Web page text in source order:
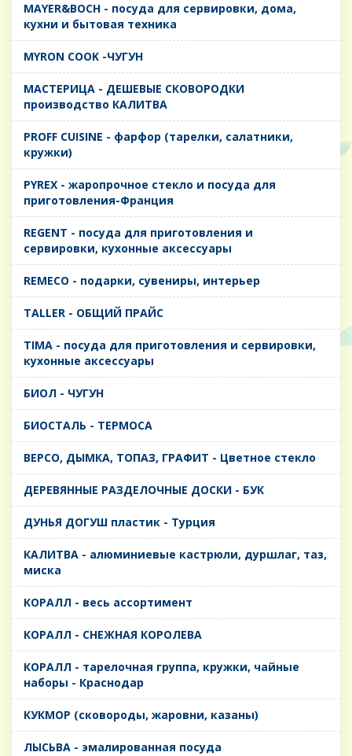
MAYER&BOCH - посуда для сервировки, дома,
кухни и бытовая техника
MYRON COOK -ЧУГУН
MАСТЕРИЦА - ДЕШЕВЫЕ СКОВОРОДКИ
производство КАЛИТВА
PROFF CUISINE - фарфор (тарелки, салатники,
кружки)
PYREX - жаропрочное стекло и посуда для
приготовления-Франция
REGENT - посуда для приготовления и
сервировки, кухонные аксессуары
REMECO - подарки, сувениры, интерьер
TALLER - ОБЩИЙ ПРАЙС
TIMA - посуда для приготовления и сервировки,
кухонные аксессуары
БИОЛ - ЧУГУН
БИОСТАЛЬ - ТЕРМОСА
ВЕРСО, ДЫМКА, ТОПАЗ, ГРАФИТ - Цветное стекло
ДЕРЕВЯННЫЕ РАЗДЕЛОЧНЫЕ ДОСКИ - БУК
ДУНЬЯ ДОГУШ пластик - Турция
КАЛИТВА - алюминиевые кастрюли, дуршлаг, таз,
миска
КОРАЛЛ - весь ассортимент
КОРАЛЛ - СНЕЖНАЯ КОРОЛЕВА
КОРАЛЛ - тарелочная группа, кружки, чайные
наборы - Краснодар
КУКМОР (сковороды, жаровни, казаны)
ЛЫСЬВА - эмалированная посуда